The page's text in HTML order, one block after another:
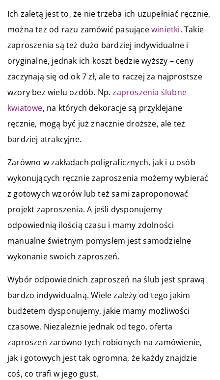
Ich zaletą jest to, że nie trzeba ich uzupełniać ręcznie,
można też od razu zamówić pasującewinietki. Takie
zaproszenia są też dużo bardziej indywidualne i
oryginalne, jednak ich koszt będzie wyższy – ceny
zaczynają się od ok 7 zł, ale to raczej za najprostsze
wzory bez wielu ozdób. Np.zaproszenia ślubne
kwiatowe, na których dekoracje są przyklejane
ręcznie, mogą być już znacznie droższe, ale też
bardziej atrakcyjne.
Zarówno w zakładach poligraficznych, jak i u osób
wykonujących ręcznie zaproszenia możemy wybierać
z gotowych wzorów lub też sami zaproponować
projekt zaproszenia. A jeśli dysponujemy
odpowiednią ilością czasu i mamy zdolności
manualne świetnym pomysłem jest samodzielne
wykonanie swoich zaproszeń.
Wybór odpowiednich zaproszeń na ślub jest sprawą
bardzo indywidualną. Wiele zależy od tego jakim
budżetem dysponujemy, jakie mamy możliwości
czasowe. Niezależnie jednak od tego, oferta
zaproszeń zarówno tych robionych na zamówienie,
jak i gotowych jest tak ogromna, że każdy znajdzie
coś, co trafi w jego gust.